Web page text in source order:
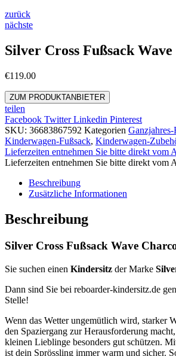
zurück
nächste
Silver Cross Fußsack
€119.00
ZUM PRODUKTANBIETER
teilen
Facebook TwitterLinkedin Pinterest
SKU: 36683867592 Kategorien Ganzjahres-
Kinderwagen-Fußsack, Kinderwagen-
Lieferzeiten entnehmen Sie bitte direkt vom
Lieferzeiten entnehmen Sie bitte direkt vom
Beschreibung
Zusätzliche Informationen
Beschreibung
Silver Cross Fußsack Wave
Sie suchen einen Kindersitz der Marke
Dann sind Sie bei reboarder-kindersitz.de
Stelle!
Wenn das Wetter ungemütlich wird, starker
den Spaziergang zur Herausforderung
kleinen Lieblinge besonders gut schützen.
ist dein Sprössling immer warm und sicher.